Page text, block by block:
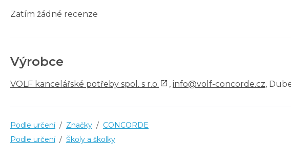
Zatím žádné recenze
Výrobce
VOLF kancelářské potřeby spol. s r.o. , info@volf-concorde.cz,
Podle určení / Značky / CONCORDE
Podle určení / Školy a školky